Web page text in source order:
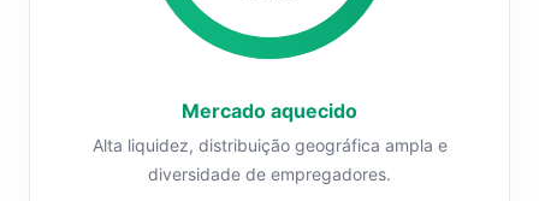
Mercado aquecido
Alta liquidez, distribuição geográfica ampla e
diversidade de empregadores.